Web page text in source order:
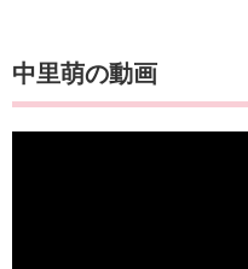
中里萌の動画